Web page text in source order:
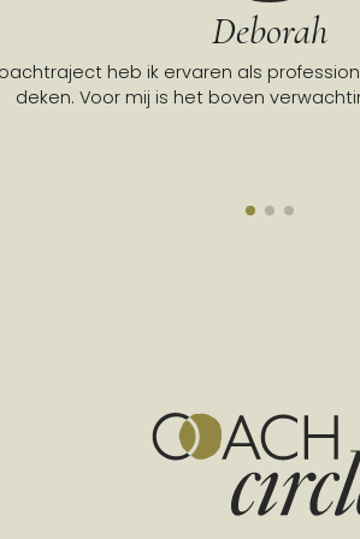
Deborah
heb ik ervaren als
deken. Voor mij is het boven